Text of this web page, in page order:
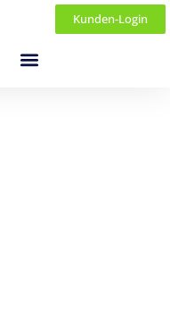
Kunden-Login